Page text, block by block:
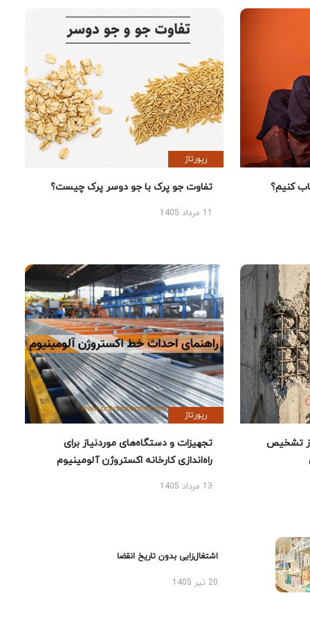
کنیم؟
رپورتاژ
تفاوت جو پرک با جو دوسر پرک چیست؟
تشخیص
رپورتاژ
تجهیزات و دستگاه‌های موردنیاز برای
راه‌اندازی کارخانه اکستروژن آلومینیوم
13 مرداد 1405
اشتغال‌زایی بدون تاریخ انقضا
20 تیر 1405